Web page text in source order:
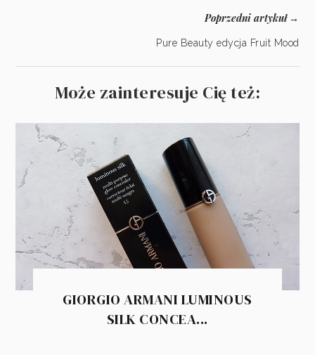
Poprzedni artykuł→
Pure Beauty edycja Fruit Mood
Może zainteresuje Cię też:
GIORGIO ARMANI LUMINOUS
SILK CONCEA...